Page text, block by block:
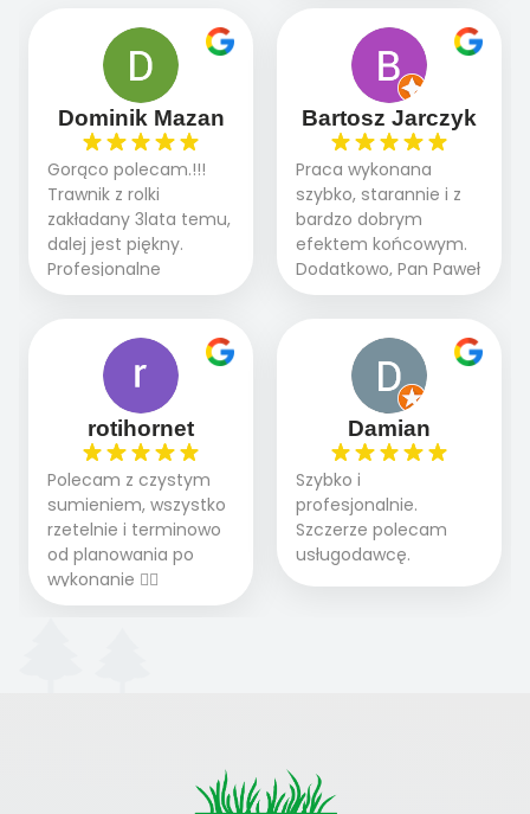
panowie wiedzą co
robią. Wszystko poszło
sprawnie i szybko.
Doradztwo w
pielęgnacji trawnika
teraz i na późniejszym
etapie jest dużym
plusem. Teraz razem
z dzieckiem i małym
pieskiem cieszymy się
pięknym trawnikiem :)
A trawa robi efekt
oczekiwaniami. Prace
przebiegały sprawnie
dzięki temu,że firma
działa kompleksowo :
ogrodnictwo,nawodnienie,
brukarstwo.Efekt
końcowy przerósł
nasze oczekiwania.
Polecamy tę firmę
wszystkim , którzy
marzą o pięknym
Dominik Mazan
Gorąco polecam.!!!
Trawnik z rolki
zakładany 3lata temu,
dalej jest piękny.
Profesjonalne
podejście do pracy,
2 zlecenia na rolkę.
Polecam.
Bartosz Jarczyk
Praca wykonana
szybko, starannie i z
bardzo dobrym
efektem końcowym.
Dodatkowo, Pan Paweł
chętnie udziela porad
rotihornet
Polecam z czystym
sumieniem, wszystko
rzetelnie i terminowo
od planowania po
wykonanie 👍🏻
Damian
Szybko i
profesjonalnie.
Szczerze polecam
usługodawcę.